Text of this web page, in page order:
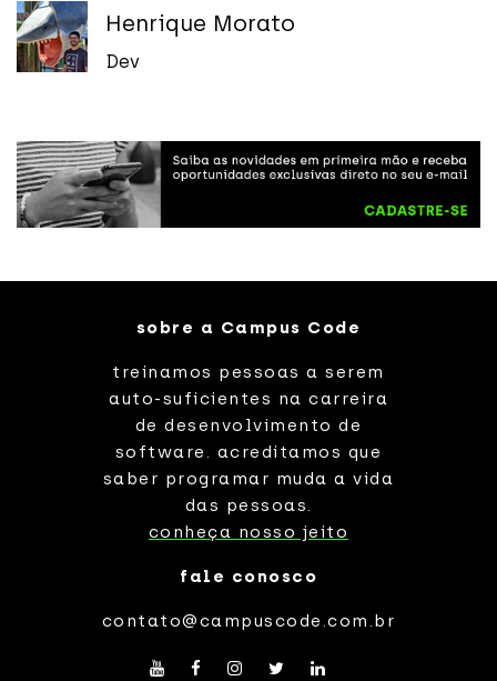
Henrique Morato
Dev
sobre a Campus Code
treinamos pessoas a serem
auto-suficientes na carreira
de desenvolvimento de
software. acreditamos que
saber programar muda a vida
das pessoas.
conheça nosso jeito
fale conosco
contato@campuscode.com.br